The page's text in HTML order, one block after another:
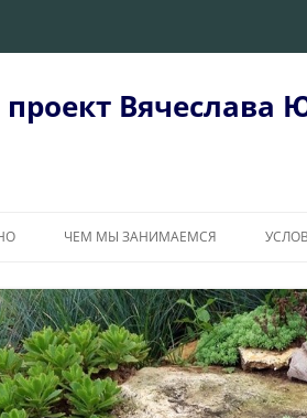
Вячеслава
ЧЕМ МЫ ЗАНИМАЕМСЯ